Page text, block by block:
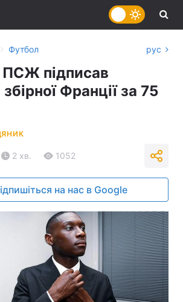
› Футбол рус
ПСЖ підписав
Франції за 75
2 хв. 1052
на нас в Google